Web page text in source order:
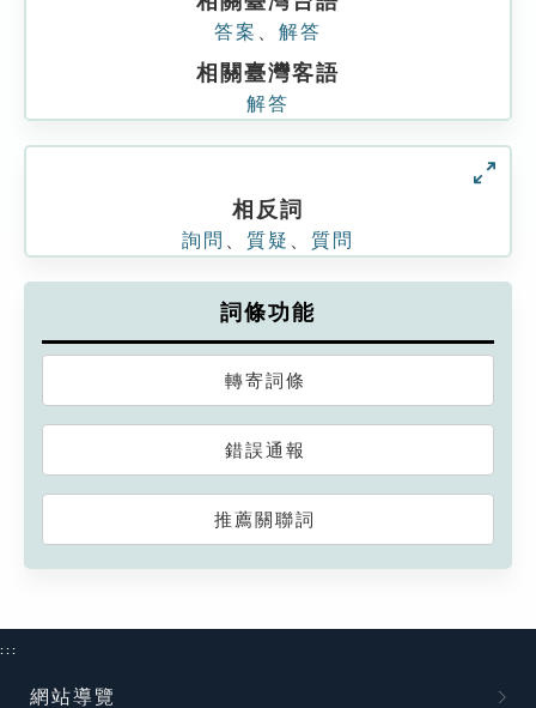
答案 解答
相關臺灣客語
解答
相反詞
詢問 質疑 質問
詞條功能
轉寄詞條
錯誤通報
推薦關聯詞
:::
網站導覽